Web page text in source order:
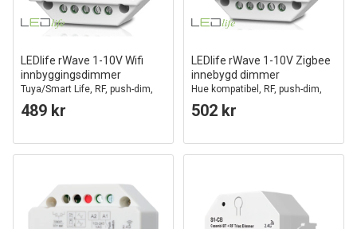
LEDlife rWave 1-10V Wifi
innbyggingsdimmer
Tuya/Smart Life, RF, push-dim,
LED dimmer, til innbygging
489 kr
LEDlife rWave 1-10V Zigbee
innebygd dimmer
Hue kompatibel, RF, push-dim,
LED dimmer, for bygning
502 kr